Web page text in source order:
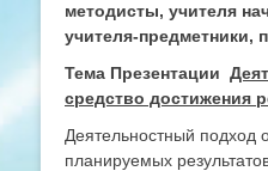
методисты, учителя
учителя-предметники,
Тема Презентации
средство достижения
Деятельностный подход
планируемых